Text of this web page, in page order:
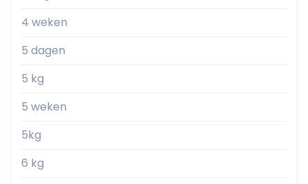
4 weken
5 dagen
5 kg
5 weken
5kg
6 kg